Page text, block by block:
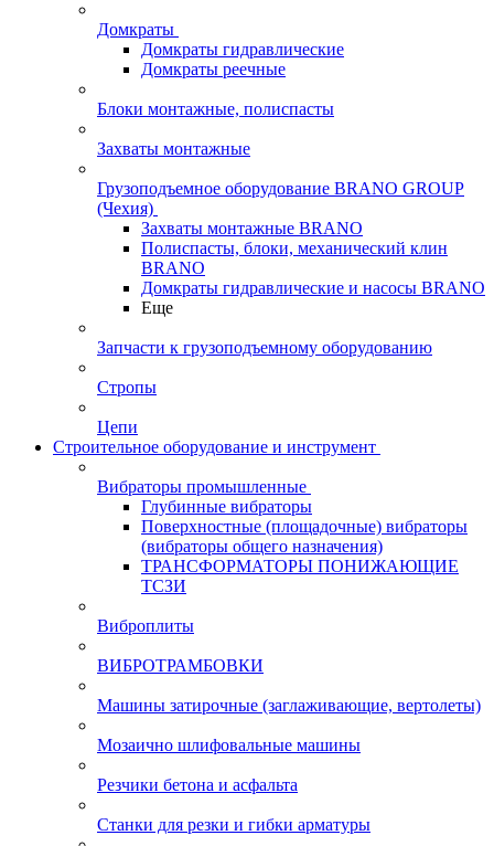
Домкраты
Домкраты гидравлические
Домкраты реечные
Блоки монтажные, полиспасты
Захваты монтажные
Грузоподъемное оборудование BRANO GROUP
(Чехия)
Захваты монтажные BRANO
Полиспасты, блоки, механический клин
BRANO
Домкраты гидравлические и насосы BRANO
Еще
Запчасти к грузоподъемному оборудованию
Стропы
Цепи
Строительное оборудование и инструмент
Вибраторы промышленные
Глубинные вибраторы
Поверхностные (площадочные) вибраторы
(вибраторы общего назначения)
ТРАНСФОРМАТОРЫ ПОНИЖАЮЩИЕ
ТСЗИ
Виброплиты
ВИБРОТРАМБОВКИ
Машины затирочные (заглаживающие, вертолеты)
Мозаично шлифовальные машины
Резчики бетона и асфальта
Станки для резки и гибки арматуры